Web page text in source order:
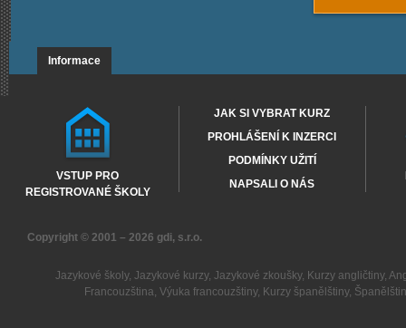
Informace
VSTUP PRO
REGISTROVANÉ ŠKOLY
JAK SI VYBRAT KURZ
PROHLÁŠENÍ K INZERCI
PODMÍNKY UŽITÍ
NAPSALI O NÁS
Copyright © 2001 – 2026 gdi, s.r.o.
Jazykové školy, Jazykové kurzy, Jazykové zkoušky, Kurzy angličtiny,
Francouzština,Výuka francouzštiny, Kurzy španělštiny,